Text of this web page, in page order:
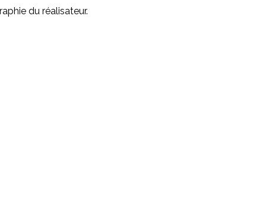
du réalisateur.